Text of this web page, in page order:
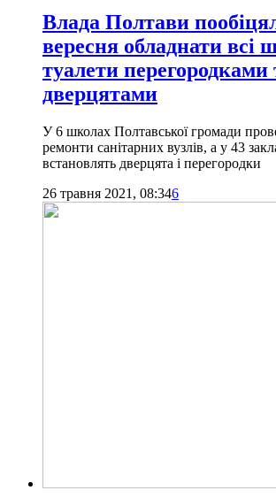
Влада Полтави
вересня обладнати всі
туалети перегородками
дверцятами
У 6 школах Полтавської громади
ремонти санітарних вузлів, а у 43
встановлять дверцята і перегородки
26 травня 2021, 08:346